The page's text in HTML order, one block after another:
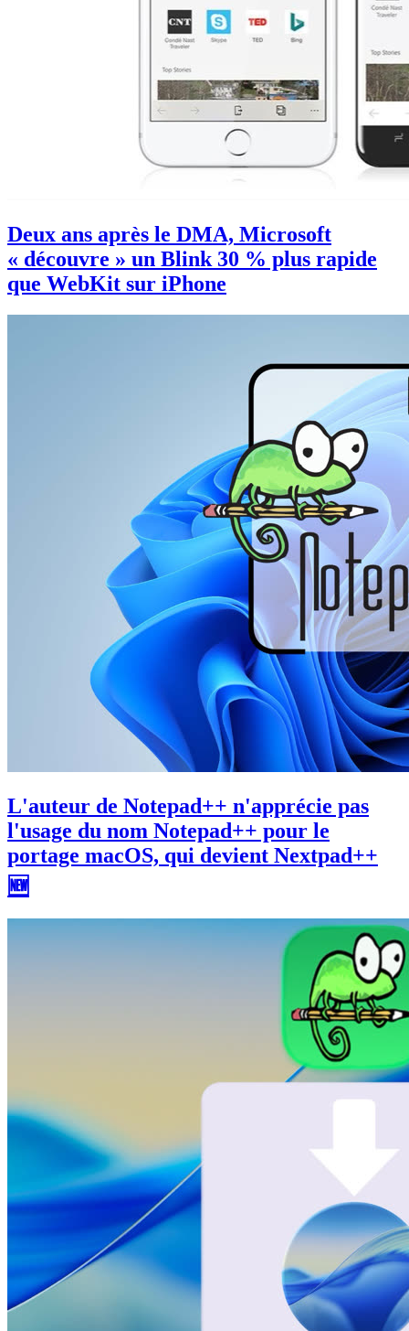
Deux ans après le DMA, Microsoft
« découvre » un Blink 30 % plus rapide
que WebKit sur iPhone
L'auteur de Notepad++ n'apprécie pas
l'usage du nom Notepad++ pour le
portage macOS, qui devient Nextpad++
🆕